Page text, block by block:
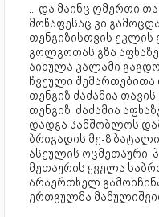
... და მაინც ღმერთი
მოწაფესაც კი
თენგიზისთვის ეკლის
გოლგოთას გზა
აიძულა კალამი
ჩვეული
თენგიზ ძაძამია
თენგიზ  ძაძამია
დადგა სამშობლოს
ბრიგადის მე-8
ასეულის
მეთაურის ყველა
არაერთხელ
ერთგულმა